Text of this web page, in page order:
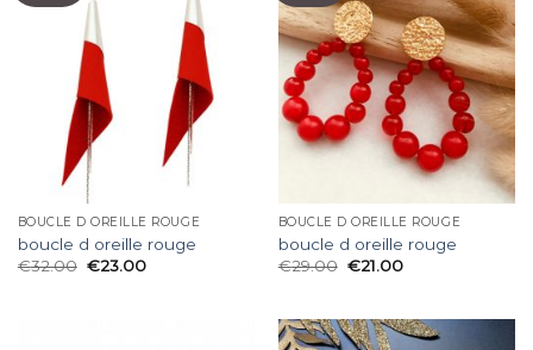
BOUCLE D OREILLE ROUGE
boucle d oreille rouge
€32.00 €23.00
BOUCLE D OREILLE ROUGE
boucle d oreille rouge
€29.00 €21.00